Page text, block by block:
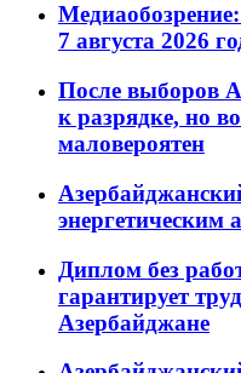
7 августа 2026
После выборов
к разрядке, но
маловероятен
Диплом без
гарантирует
Азербайджане